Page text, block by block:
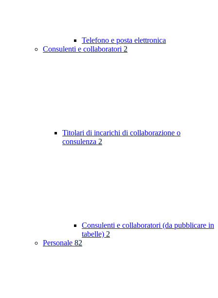
Telefono e posta elettronica
Consulenti e collaboratori 2
Titolari di incarichi di collaborazione o
consulenza 2
Consulenti e collaboratori (da pubblicare in
tabelle) 2
Personale 82